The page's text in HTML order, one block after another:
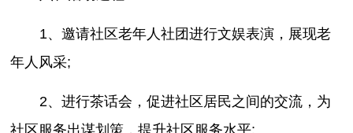
1、邀请社区老年人社团进行文娱表演，展现老
年人风采;
2、进行茶话会，促进社区居民之间的交流，为
社区服务出谋划策，提升社区服务水平;